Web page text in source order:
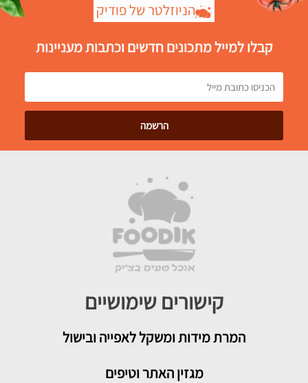
הניוזלטר של פודיק
קבלו למייל מתכונים חדשים וכתבות מעניינות
קישורים שימושיים
המרת מידות ומשקל לאפייה ובישול
מגזין האתר וטיפים